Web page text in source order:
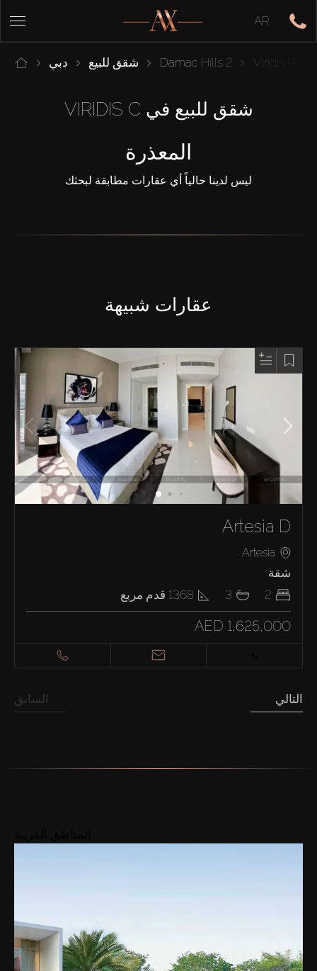
AR
دبي شقق للبيع Damac Hills 2 Viridis
شقق للبيع في VIRIDIS C
المعذرة
ليس لدينا حالياً أي عقارات مطابقة لبحثك
عقارات شبيهة
Artesia D
Artesia
شقة
2
3
1368 قدم مربع
AED 1,625,000
السابق التالي